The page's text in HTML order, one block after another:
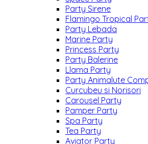
Party Sirene
Flamingo Tropical
Party Lebada
Marine Party
Princess Party
Party Balerine
Llama Party
Party Animalute
Curcubeu si Norisori
Carousel Party
Pamper Party
Spa Party
Tea Party
Aviator Party